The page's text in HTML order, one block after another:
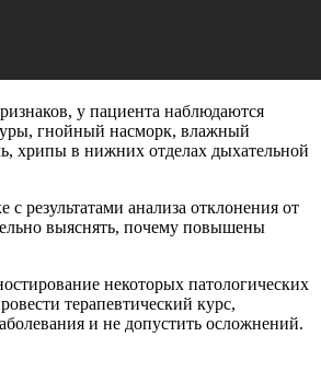
у пациента наблюдаются
гнойный насморк, влажный
хрипы в нижних отделах дыхательной
результатами анализа отклонения от
выяснять, почему повышены
некоторых патологических
терапевтический курс,
и не допустить осложнений.